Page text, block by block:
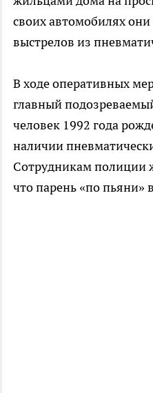
своих автомобилях
выстрелов из
В ходе оперативных
главный
человек 1992 года
наличии
Сотрудникам полиции
что парень «по пьяни»